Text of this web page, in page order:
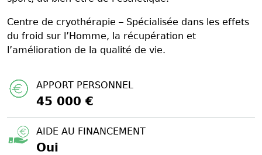
Centre de cryothérapie – Spécialisée dans les effets
du froid sur l’Homme, la récupération et
l’amélioration de la qualité de vie.
APPORT PERSONNEL
45 000 €
AIDE AU FINANCEMENT
Oui